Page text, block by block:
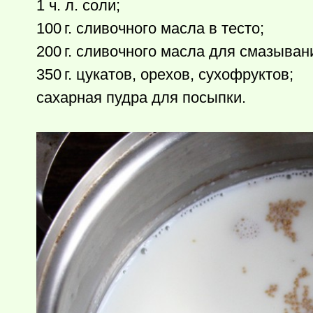
1 ч. л. соли;
100 г. сливочного масла в тесто;
200 г. сливочного масла для
350 г. цукатов, орехов, сухофруктов;
сахарная пудра для посыпки.